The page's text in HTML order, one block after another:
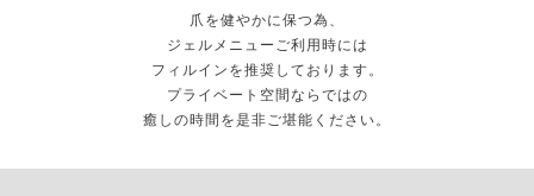
爪を健やかに保つ為、
ジェルメニューご利用時には
フィルインを推奨しております。
プライベート空間ならではの
癒しの時間を是非ご堪能ください。